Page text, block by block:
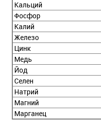
Кальций
Фосфор
Калий
Железо
Цинк
Медь
Йод
Селен
Натрий
Магний
Марганец